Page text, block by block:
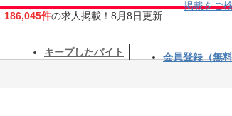
186,045件の求人掲載！8月8日更新
掲載をご
キープしたバイト 会員登録（無